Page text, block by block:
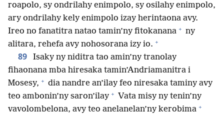
roapolo, sy ondrilahy enimpolo, sy osilahy enimpolo,
ary ondrilahy kely enimpolo izay herintaona avy.
Ireo no fanatitra natao tamin’ny fitokanana + ny
alitara, rehefa avy nohosorana izy io. +
89
Isaky ny niditra tao amin’ny tranolay
fihaonana mba hiresaka tamin’Andriamanitra i
Mosesy, + dia nandre an’ilay feo niresaka taminy avy
teo ambonin’ny saron’ilay + Vata misy ny tenin’ny
vavolombelona, avy teo anelanelan’ny kerobima +